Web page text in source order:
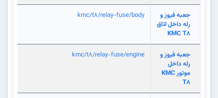
جعبه فيوز و
رله داخل اتاق
KMC T8
kmc/t8/relay-fuse/body
جعبه فيوز و
رله داخل
موتور KMC
T8
kmc/t8/relay-fuse/engine